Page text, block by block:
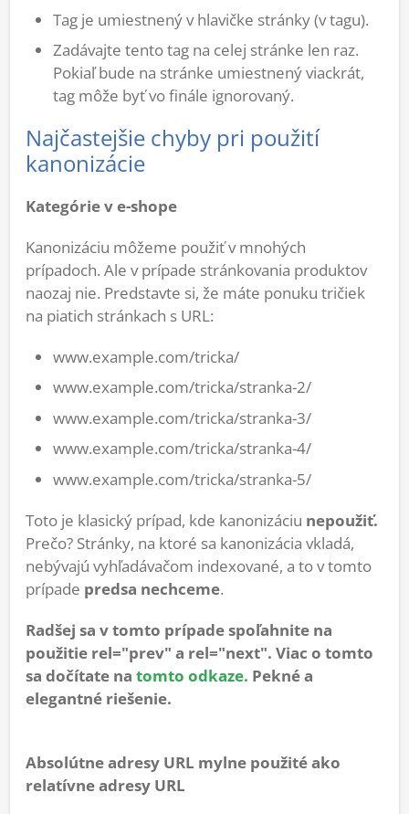
Tag je umiestnený v hlavičke stránky (v tagu).
Zadávajte tento tag na celej stránke len raz.
Pokiaľ bude na stránke umiestnený viackrát,
tag môže byť vo finále ignorovaný.
Najčastejšie chyby pri použití
kanonizácie
Kategórie v e-shope
Kanonizáciu môžeme použiť v mnohých
prípadoch. Ale v prípade stránkovania produktov
naozaj nie. Predstavte si, že máte ponuku tričiek
na piatich stránkach s URL:
www.example.com/tricka/
www.example.com/tricka/stranka-2/
www.example.com/tricka/stranka-3/
www.example.com/tricka/stranka-4/
www.example.com/tricka/stranka-5/
Toto je klasický prípad, kde kanonizáciu nepoužiť.
Prečo? Stránky, na ktoré sa kanonizácia vkladá,
nebývajú vyhľadávačom indexované, a to v tomto
prípade predsa nechceme.
Radšej sa v tomto prípade spoľahnite na
použitie rel="prev" a rel="next". Viac o tomto
sa dočítate na tomto odkaze. Pekné a
elegantné riešenie.
Absolútne adresy URL mylne použité ako
relatívne adresy URL